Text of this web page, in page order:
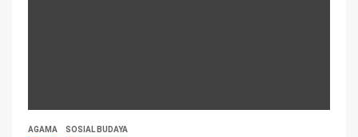
AGAMA SOSIAL BUDAYA